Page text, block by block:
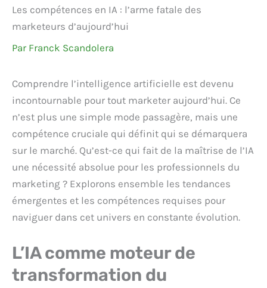
Les compétences en IA : l’arme fatale des
marketeurs d’aujourd’hui
Par Franck Scandolera
Comprendre l’intelligence artificielle est devenu
incontournable pour tout marketer aujourd’hui. Ce
n’est plus une simple mode passagère, mais une
compétence cruciale qui définit qui se démarquera
sur le marché. Qu’est-ce qui fait de la maîtrise de l’IA
une nécessité absolue pour les professionnels du
marketing ? Explorons ensemble les tendances
émergentes et les compétences requises pour
naviguer dans cet univers en constante évolution.
L’IA comme moteur de
transformation du